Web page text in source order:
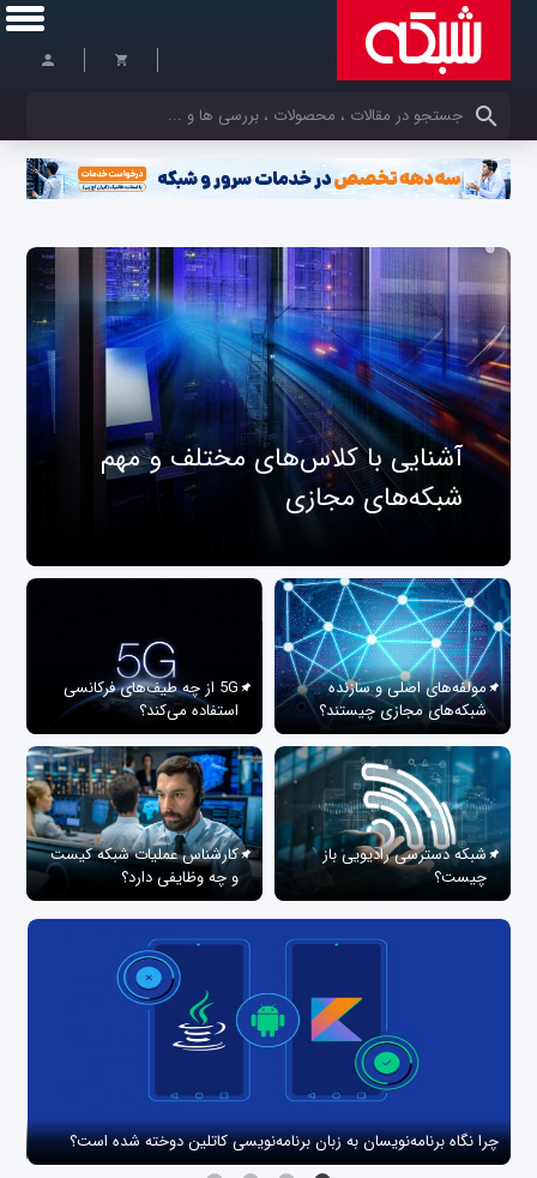
کلمات کلیدی خود را وارد کنید
آشنایی با کلاس‌های مختلف و مهم
شبکه‌های مجازی
مولفه‌های اصلی و سازنده
شبکه‌های مجازی چیستند؟
5G از چه طیف‌های فرکانسی
استفاده می‌کند؟
شبکه دسترسی رادیویی باز
چیست؟
کارشناس عملیات شبکه کیست
و چه وظایفی دارد؟
چرا نگاه برنامه‌نویسان به زبان برنامه‌نویسی کاتلین دوخته شده است؟